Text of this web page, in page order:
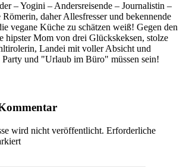
– Yogini – Andersreisende – Journalistin –
daher Allesfresser und bekennende
vegane Küche zu schätzen weiß! Gegen den
hipster Mom von drei Glückskeksen, stolze
Landei mit voller Absicht und
und "Urlaub im Büro" müssen sein!
wird nicht veröffentlicht. Erforderliche